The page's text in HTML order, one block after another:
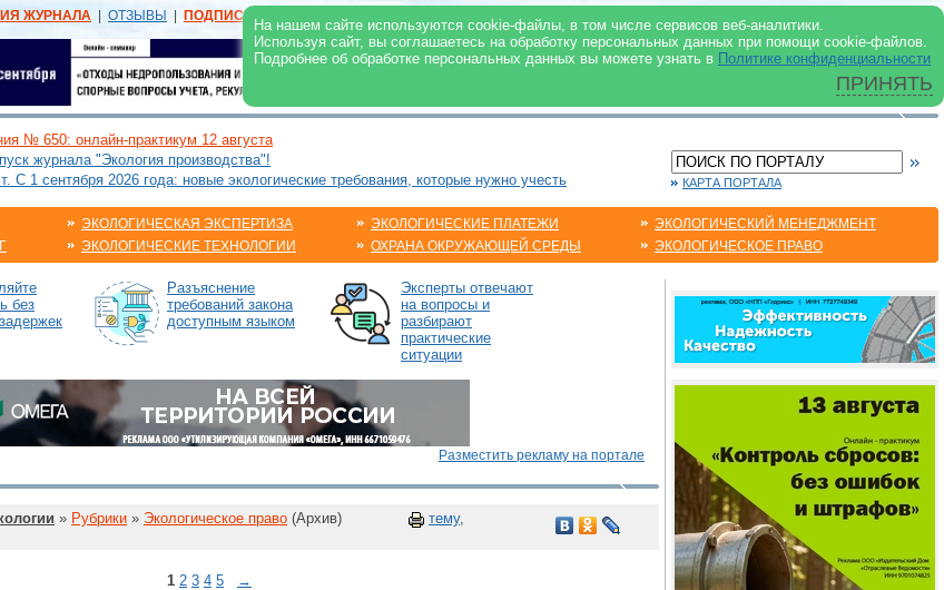
На нашем сайте используются cookie-файлы, в том числе сервисов веб-аналитики.
Используя сайт, вы соглашаетесь на обработку персональных данных при помощи cookie-файлов.
Подробнее об обработке персональных данных вы можете узнать в Политике конфиденциальности
ПРИНЯТЬ
ЖУРНАЛА ОТЗЫВЫ ПОДПИСКА | В ЖУРНАЛЕ В ИНТЕРНЕТ
№ 650: онлайн-практикум 12 августа
журнала "Экология производства"!
С 1 сентября 2026 года: новые экологические требования, которые нужно учесть КАРТА ПОРТАЛА
ЭКОЛОГИЧЕСКАЯ ЭКСПЕРТИЗА
ЭКОЛОГИЧЕСКИЕ ТЕХНОЛОГИИ
ЭКОЛОГИЧЕСКИЕ ПЛАТЕЖИ
ОХРАНА ОКРУЖАЮЩЕЙ СРЕДЫ
ЭКОЛОГИЧЕСКИЙ МЕНЕДЖМЕНТ
ЭКОЛОГИЧЕСКОЕ ПРАВО
без
Разъяснение
требований закона
доступным языком
Эксперты отвечают
на вопросы и
разбирают
практические
ситуации
Разместить рекламу на портале
» Рубрики » Экологическое право (Архив) тему,
1 2 3 4 5
→